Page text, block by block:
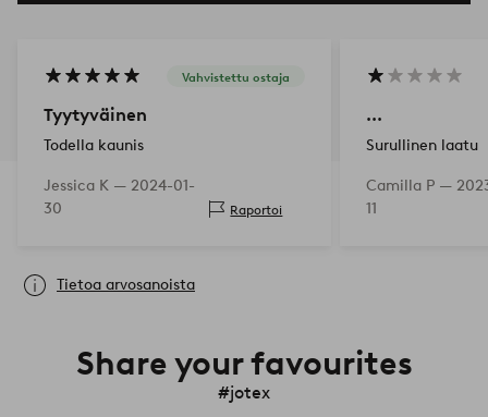
Vahvistettu ostaja
Tyytyväinen
Todella kaunis
Jessica K — 2024-01-
30
Raportoi
...
Surullinen laatu
Camilla P —
11
Tietoa arvosanoista
Share your favourites
#jotex